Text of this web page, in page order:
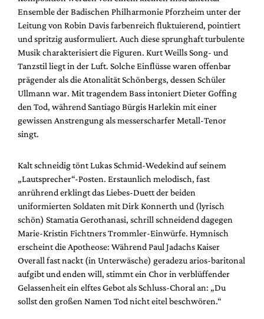
Ensemble der Badischen Philharmonie Pforzheim unter der
Leitung von Robin Davis farbenreich fluktuierend, pointiert
und spritzig ausformuliert. Auch diese sprunghaft turbulente
Musik charakterisiert die Figuren. Kurt Weills Song- und
Tanzstil liegt in der Luft. Solche Einflüsse waren offenbar
prägender als die Atonalität Schönbergs, dessen Schüler
Ullmann war. Mit tragendem Bass intoniert Dieter Goffing
den Tod, während Santiago Bürgis Harlekin mit einer
gewissen Anstrengung als messerscharfer Metall-Tenor
singt.
Kalt schneidig tönt Lukas Schmid-Wedekind auf seinem
„Lautsprecher“-Posten. Erstaunlich melodisch, fast
anrührend erklingt das Liebes-Duett der beiden
uniformierten Soldaten mit Dirk Konnerth und (lyrisch
schön) Stamatia Gerothanasi, schrill schneidend dagegen
Marie-Kristin Fichtners Trommler-Einwürfe. Hymnisch
erscheint die Apotheose: Während Paul Jadachs Kaiser
Overall fast nackt (in Unterwäsche) geradezu arios-baritonal
aufgibt und enden will, stimmt ein Chor in verblüffender
Gelassenheit ein elftes Gebot als Schluss-Choral an: „Du
sollst den großen Namen Tod nicht eitel beschwören.“